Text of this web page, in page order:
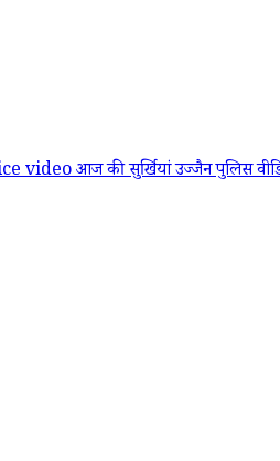
videoआज की सुर्खियांउज्जैन पुलिस